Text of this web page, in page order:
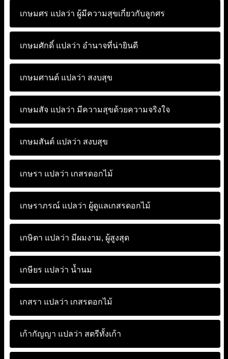
เกษมศร แปลว่า ผู้มีความสุขเกี่ยวกับลูกศร
เกษมศักดิ์ แปลว่า อำนาจที่น่ายินดี
เกษมศานต์ แปลว่า สงบสุข
เกษมสัจ แปลว่า มีความสุขด้วยความจริงใจ
เกษมสันต์ แปลว่า สงบสุข
เกษรา แปลว่า เกสรดอกไม้
เกษราภรณ์ แปลว่า ผู้ดูแลเกสรดอกไม้
เกษิตา แปลว่า มีผมงาม, ผู้สูงสุด
เกษียร แปลว่า น้ำนม
เกสรา แปลว่า เกสรดอกไม้
เก้ากัญญา แปลว่า สตรีทั้งเก้า